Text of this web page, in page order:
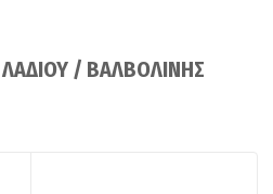
/ ΒΑΛΒΟΛΙΝΗΣ